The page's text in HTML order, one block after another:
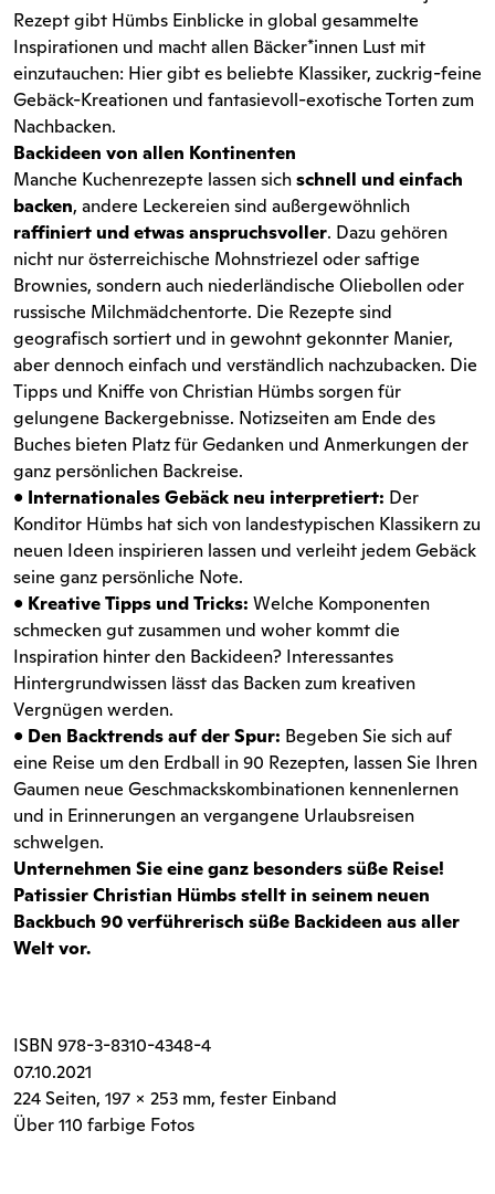
Rezept gibt Hümbs Einblicke in global gesammelte
Inspirationen und macht allen Bäcker*innen Lust mit
einzutauchen: Hier gibt es beliebte Klassiker, zuckrig-feine
Gebäck-Kreationen und fantasievoll-exotische Torten zum
Nachbacken.
Backideen von allen Kontinenten
Manche Kuchenrezepte lassen sichschnell und einfach
backen, andere Leckereien sind außergewöhnlich
raffiniert und etwas anspruchsvoller. Dazu gehören
nicht nur österreichische Mohnstriezel oder saftige
Brownies, sondern auch niederländische Oliebollen oder
russische Milchmädchentorte. Die Rezepte sind
geografisch sortiert und in gewohnt gekonnter Manier,
aber dennoch einfach und verständlich nachzubacken. Die
Tipps und Kniffe von Christian Hümbs sorgen für
gelungene Backergebnisse. Notizseiten am Ende des
Buches bieten Platz für Gedanken und Anmerkungen der
ganz persönlichen Backreise.
• Internationales Gebäck neu interpretiert: Der
Konditor Hümbs hat sich von landestypischen Klassikern zu
neuen Ideen inspirieren lassen und verleiht jedem Gebäck
seine ganz persönliche Note.
• Kreative Tipps und Tricks: Welche Komponenten
schmecken gut zusammen und woher kommt die
Inspiration hinter den Backideen? Interessantes
Hintergrundwissen lässt das Backen zum kreativen
Vergnügen werden.
• Den Backtrends auf der Spur: Begeben Sie sich auf
eine Reise um den Erdball in 90 Rezepten, lassen Sie Ihren
Gaumen neue Geschmackskombinationen kennenlernen
und in Erinnerungen an vergangene Urlaubsreisen
schwelgen.
Unternehmen Sie eine ganz besonders süße Reise!
Patissier Christian Hümbs stellt in seinem neuen
Backbuch 90 verführerisch süße Backideen aus aller
Welt vor.
ISBN 978-3-8310-4348-4
07.10.2021
224 Seiten, 197 x 253 mm, fester Einband
Über 110 farbige Fotos